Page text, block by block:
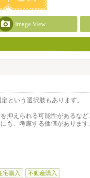
Image View
という選択肢もあります。
抑えられる可能性があるなど
も、考慮する価値があります
宅購入 不動産購入